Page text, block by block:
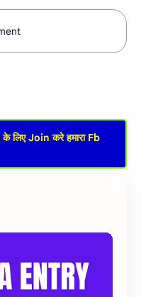
Join करे हमारा Fb